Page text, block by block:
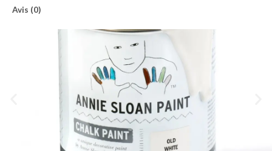
Avis (0)